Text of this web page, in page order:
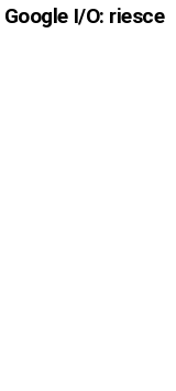
I/O: riesce